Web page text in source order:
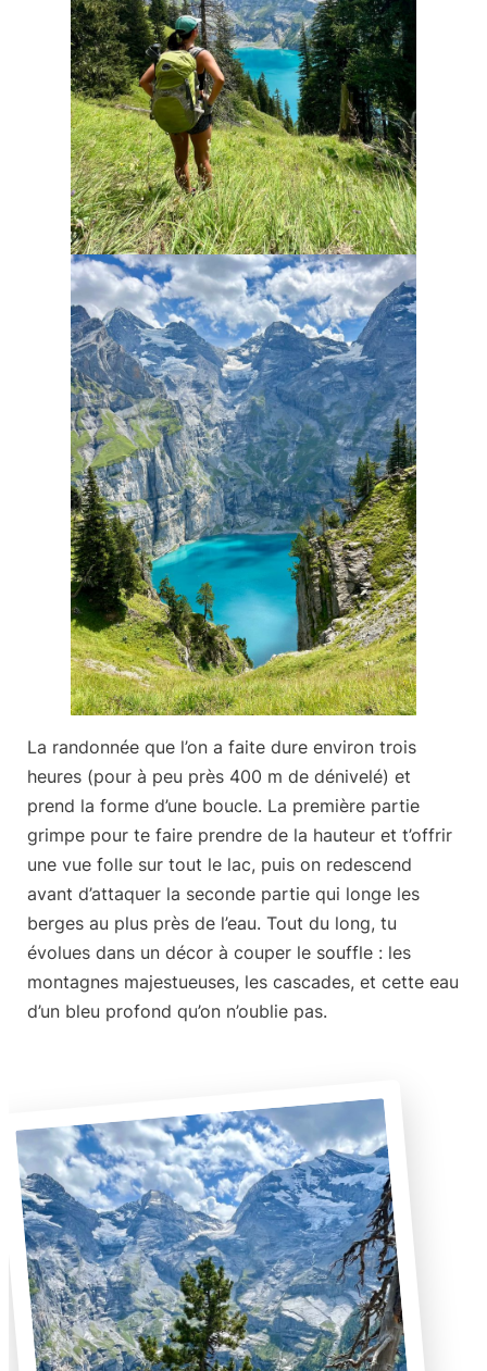
La randonnée que l’on a faite dure environ trois
heures (pour à peu près 400 m de dénivelé) et
prend la forme d’une boucle. La première partie
grimpe pour te faire prendre de la hauteur et t’offrir
une vue folle sur tout le lac, puis on redescend
avant d’attaquer la seconde partie qui longe les
berges au plus près de l’eau. Tout du long, tu
évolues dans un décor à couper le souffle : les
montagnes majestueuses, les cascades, et cette eau
d’un bleu profond qu’on n’oublie pas.